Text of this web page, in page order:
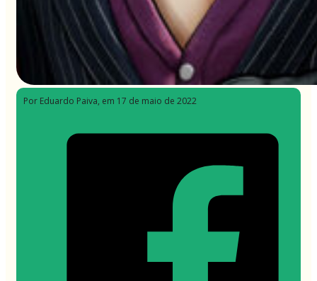
Por Eduardo Paiva, em 17 de maio de 2022